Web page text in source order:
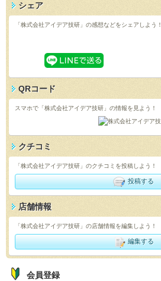
シェア
「株式会社アイデア技研」の感想などをシェアしよう！
QRコード
スマホで「株式会社アイデア技研」の情報を見よう！
クチコミ
「株式会社アイデア技研」のクチコミを投稿しよう！
投稿する
店舗情報
「株式会社アイデア技研」の店舗情報を編集しよう！
編集する
会員登録